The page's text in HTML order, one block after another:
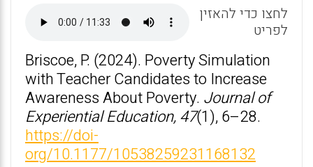
A
p
p
o
o
k
לחצו כדי להאזין
לפריט
Briscoe, P. (2024). Poverty Simulation
with Teacher Candidates to Increase
Awareness About Poverty. Journal of
Experiential Education, 47(1), 6–28.
https://doi-
org/10.1177/10538259231168132